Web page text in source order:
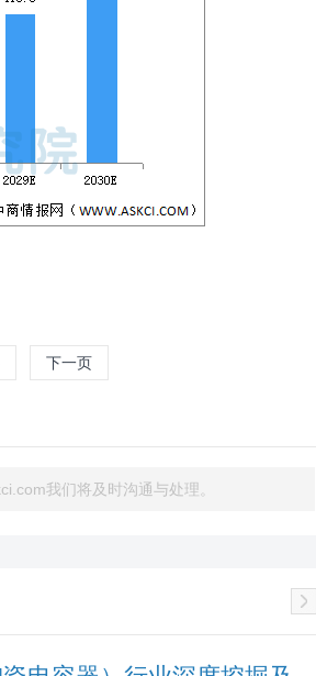
下一页
我们将及时沟通与处理。